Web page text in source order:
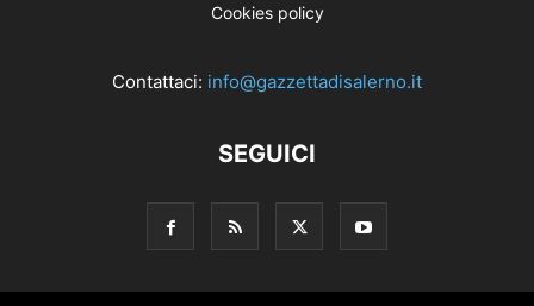
Cookies policy
Contattaci: info@gazzettadisalerno.it
SEGUICI